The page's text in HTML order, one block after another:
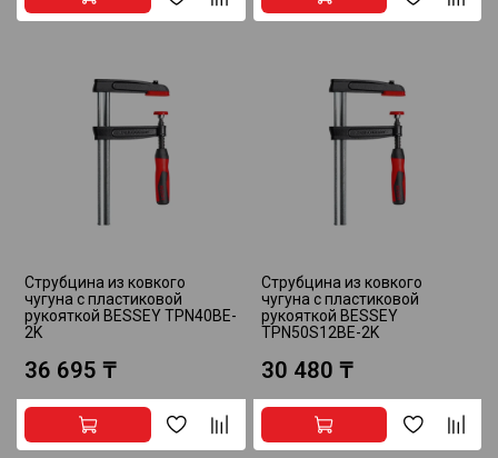
Струбцина из ковкого
чугуна с пластиковой
рукояткой BESSEY TPN40BE-
2K
36 695 ₸
Струбцина из ковкого
чугуна с пластиковой
рукояткой BESSEY
TPN50S12BE-2K
30 480 ₸